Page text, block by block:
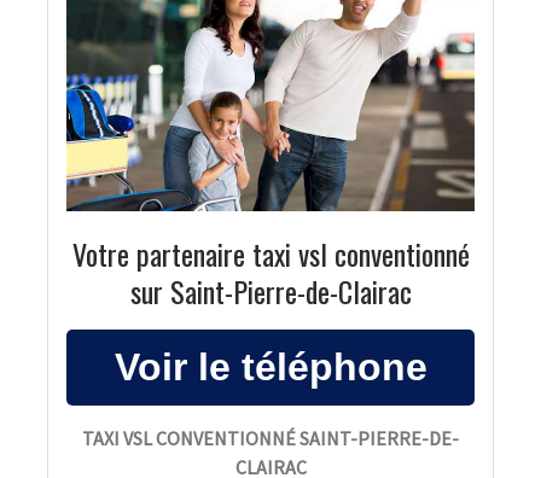
Votre partenaire taxi vsl conventionné
sur Saint-Pierre-de-Clairac
TAXI VSL CONVENTIONNÉ SAINT-PIERRE-DE-
CLAIRAC